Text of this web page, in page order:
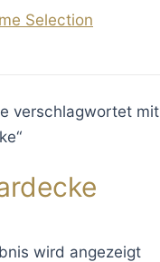
verschlagwortet mit
wird angezeigt